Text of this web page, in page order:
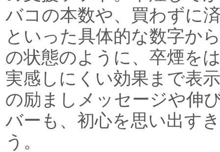
バコの本数や、買わずに
といった具体的な数字か
の状態のように、卒煙を
実感しにくい効果まで表
の励ましメッセージや伸
バーも、初心を思い出す
う。